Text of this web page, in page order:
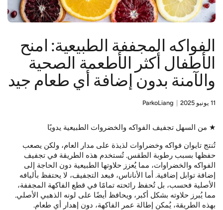
الفواكه المجففة الطبيعية: امنح
الأطفال أكثر الأطعمة الصحية
والآمنة بدون إضافة أي طعام جيد
11 يونيو 2025 ParkoLiang
★ من السهل تجفيف الفواكه والخضروات الطبيعية يدويًا
تُنتج تايوان فواكه وخضراوات لذيذة على مدار العام، ولكن يصعب
حفظها بسبب رطوبة الطقس. تُستخدم هذه الطريقة في تجفيف
الفواكه والخضراوات، مما يُعزز حلاوتها الطبيعية دون الحاجة إلى
إضافة توابل إضافية. أما الأناناس، فبعد التجفيف، لا يحتفظ بأليافه
الأصلية فحسب، بل تُحفظ رائحته تمامًا في قطع الفاكهة المجففة،
مما يُبرز حلاوته بشكل أكبر، ويحافظ أيضًا على لونه الذهبي الأصلي.
بهذه الطريقة، يُمكن إطالة عمر الفاكهة، دون إهدار أي طعام.